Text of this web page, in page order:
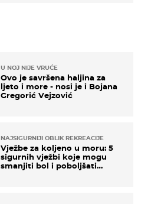
U NOJ NIJE VRUĆE
Ovo je savršena haljina za
ljeto i more - nosi je i Bojana
Gregorić Vejzović
NAJSIGURNIJI OBLIK REKREACIJE
Vježbe za koljeno u moru: 5
sigurnih vježbi koje mogu
smanjiti bol i poboljšati